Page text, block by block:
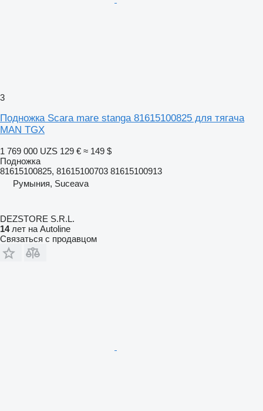
3
Подножка Scara mare stanga 81615100825 для тягача
MAN TGX
1 769 000 UZS 129 € ≈ 149 $
Подножка
81615100825, 81615100703 81615100913
Румыния, Suceava
DEZSTORE S.R.L.
14лет на Autoline
Связаться с продавцом